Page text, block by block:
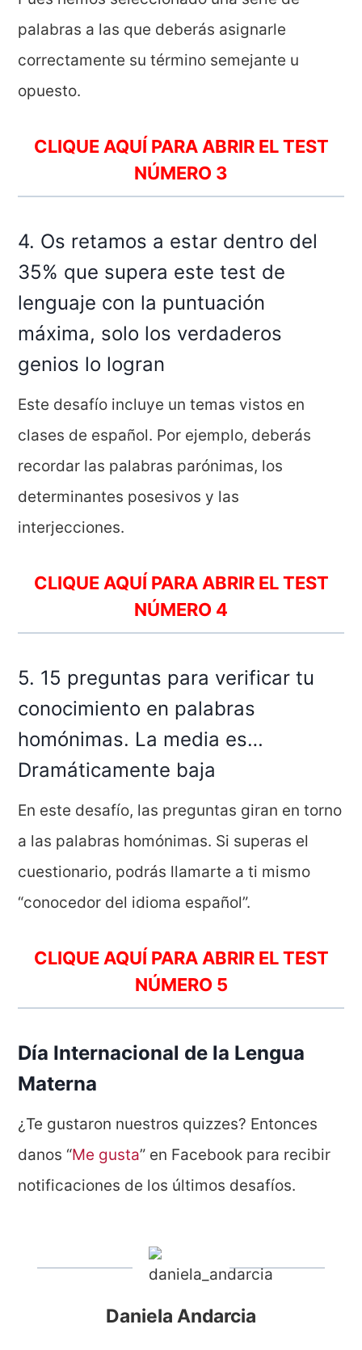
palabras a las que deberás asignarle
correctamente su término semejante u
opuesto.
CLIQUE AQUÍ PARA ABRIR EL TEST
NÚMERO 3
4. Os retamos a estar dentro del
35% que supera este test de
lenguaje con la puntuación
máxima, solo los verdaderos
genios lo logran
Este desafío incluye un temas vistos en
clases de español. Por ejemplo, deberás
recordar las palabras parónimas, los
determinantes posesivos y las
interjecciones.
CLIQUE AQUÍ PARA ABRIR EL TEST
NÚMERO 4
5. 15 preguntas para verificar tu
conocimiento en palabras
homónimas. La media es…
Dramáticamente baja
En este desafío, las preguntas giran en torno
a las palabras homónimas. Si superas el
cuestionario, podrás llamarte a ti mismo
“conocedor del idioma español”.
CLIQUE AQUÍ PARA ABRIR EL TEST
NÚMERO 5
Día Internacional de la Lengua
Materna
¿Te gustaron nuestros quizzes? Entonces
danos “Me gusta” en Facebook para recibir
notificaciones de los últimos desafíos.
Daniela Andarcia